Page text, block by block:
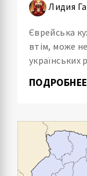
Лидия
Єврейська
втім, може
українських
ПОДРОБНЕЕ